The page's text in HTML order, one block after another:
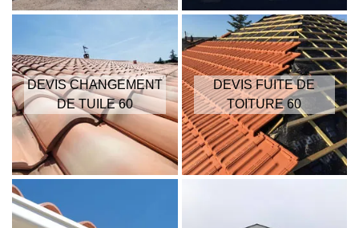
DEVIS CHANGEMENT
DE TUILE 60
DEVIS FUITE DE
TOITURE 60